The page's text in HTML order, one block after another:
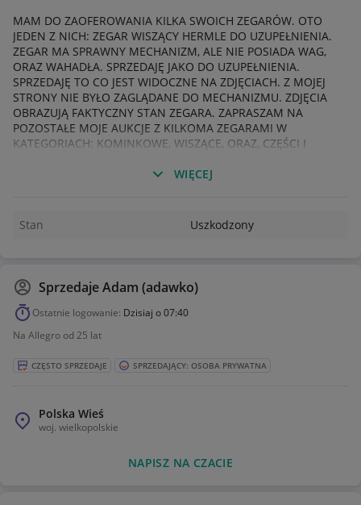
MAM DO ZAOFEROWANIA KILKA SWOICH ZEGARÓW. OTO
JEDEN Z NICH: ZEGAR WISZĄCY HERMLE DO UZUPEŁNIENIA.
ZEGAR MA SPRAWNY MECHANIZM, ALE NIE POSIADA WAG,
ORAZ WAHADŁA. SPRZEDAJĘ JAKO DO UZUPEŁNIENIA.
SPRZEDAJĘ TO CO JEST WIDOCZNE NA ZDJĘCIACH. Z MOJEJ
STRONY NIE BYŁO ZAGLĄDANE DO MECHANIZMU. ZDJĘCIA
OBRAZUJĄ FAKTYCZNY STAN ZEGARA. ZAPRASZAM NA
POZOSTAŁE MOJE AUKCJE Z KILKOMA ZEGARAMI W
KATEGORIACH: KOMINKOWE, WISZĄCE, ORAZ, CZĘŚCI I
GŁĘBOKOŚĆ OK. 10,5 CM. ZEGAR PO ZAKUPIE NIE PODLEGA
WIĘCEJ
Stan Uszkodzony
SprzedajeAdam (adawko)
Ostatnie logowanie: Dzisiaj o 07:40
Na Allegro od 25 lat
CZĘSTO SPRZEDAJE SPRZEDAJĄCY: OSOBA PRYWATNA
Polska Wieś
woj. wielkopolskie
NAPISZ NA CZACIE